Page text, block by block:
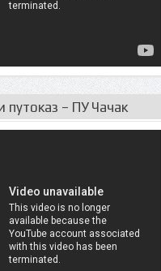
путоказ – ПУ Чачак